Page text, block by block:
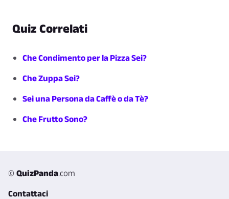
Quiz Correlati
Che Condimento per la Pizza Sei?
Che Zuppa Sei?
Sei una Persona da Caffè o da Tè?
Che Frutto Sono?
© QuizPanda.com
Contattaci